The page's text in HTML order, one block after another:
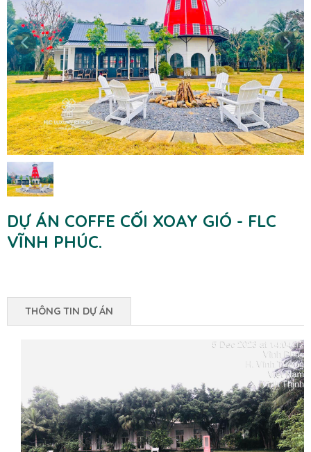
DỰ ÁN COFFE CỐI XOAY GIÓ - FLC
VĨNH PHÚC.
THÔNG TIN DỰ ÁN